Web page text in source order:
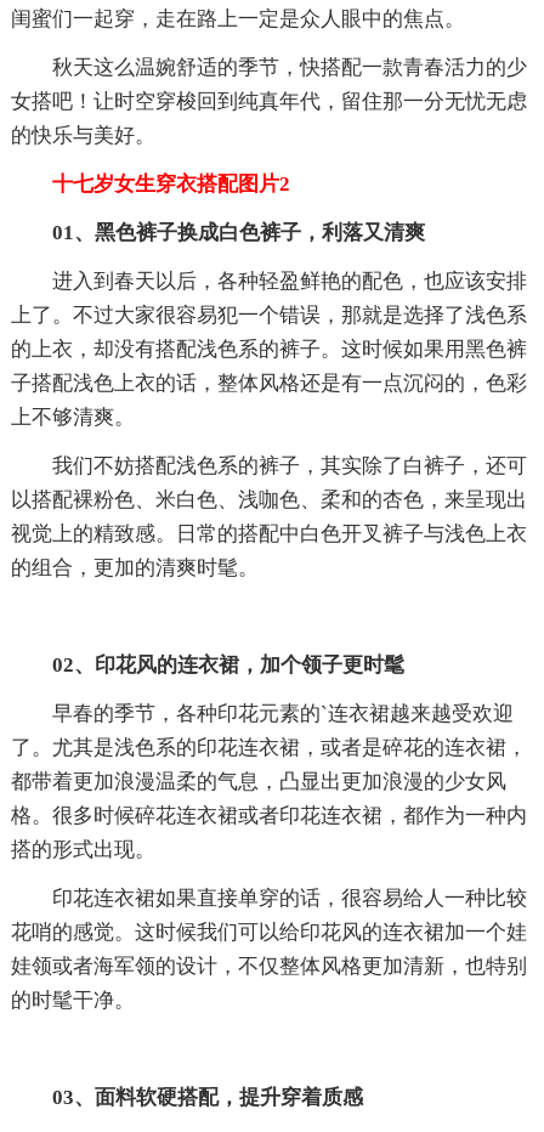
闺蜜们一起穿，走在路上一定是众人眼中的焦点。
秋天这么温婉舒适的季节，快搭配一款青春活力的少
女搭吧！让时空穿梭回到纯真年代，留住那一分无忧无虑
的快乐与美好。
十七岁女生穿衣搭配图片2
01、黑色裤子换成白色裤子，利落又清爽
进入到春天以后，各种轻盈鲜艳的配色，也应该安排
上了。不过大家很容易犯一个错误，那就是选择了浅色系
的上衣，却没有搭配浅色系的裤子。这时候如果用黑色裤
子搭配浅色上衣的话，整体风格还是有一点沉闷的，色彩
上不够清爽。
我们不妨搭配浅色系的裤子，其实除了白裤子，还可
以搭配裸粉色、米白色、浅咖色、柔和的杏色，来呈现出
视觉上的精致感。日常的搭配中白色开叉裤子与浅色上衣
的组合，更加的清爽时髦。
02、印花风的连衣裙，加个领子更时髦
早春的季节，各种印花元素的`连衣裙越来越受欢迎
了。尤其是浅色系的印花连衣裙，或者是碎花的连衣裙，
都带着更加浪漫温柔的气息，凸显出更加浪漫的少女风
格。很多时候碎花连衣裙或者印花连衣裙，都作为一种内
搭的形式出现。
印花连衣裙如果直接单穿的话，很容易给人一种比较
花哨的感觉。这时候我们可以给印花风的连衣裙加一个娃
娃领或者海军领的设计，不仅整体风格更加清新，也特别
的时髦干净。
03、面料软硬搭配，提升穿着质感